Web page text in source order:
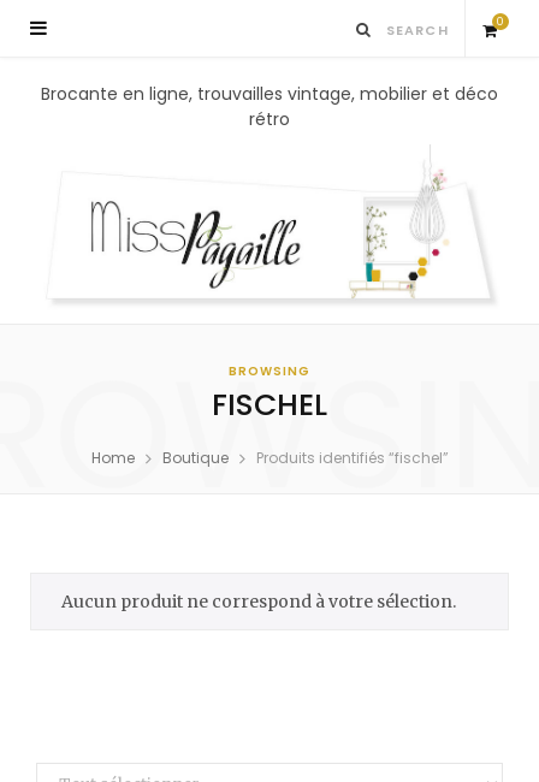
0
S
p
Brocante en ligne, trouvailles vintage, mobilier et déco
rétro
BROWSING
FISCHEL
Home Boutique Produits identifiés “fischel”
Aucun produit ne correspond à votre sélection.